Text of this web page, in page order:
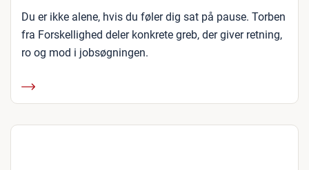
Du er ikke alene, hvis du føler dig sat på pause. Torben
fra Forskellighed deler konkrete greb, der giver retning,
ro og mod i jobsøgningen.